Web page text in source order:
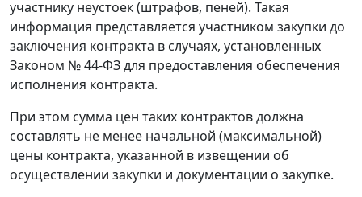
участнику неустоек (штрафов, пеней). Такая
информация представляется участником закупки до
заключения контракта в случаях, установленных
Законом № 44-ФЗ для предоставления обеспечения
исполнения контракта.
При этом сумма цен таких контрактов должна
составлять не менее начальной (максимальной)
цены контракта, указанной в извещении об
осуществлении закупки и документации о закупке.